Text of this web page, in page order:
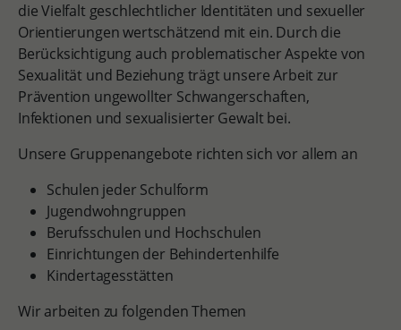
die Vielfalt geschlechtlicher Identitäten und sexueller
Orientierungen wertschätzend mit ein. Durch die
Berücksichtigung auch problematischer Aspekte von
Sexualität und Beziehung trägt unsere Arbeit zur
Prävention ungewollter Schwangerschaften,
Infektionen und sexualisierter Gewalt bei.
Unsere Gruppenangebote richten sich vor allem an
Schulen jeder Schulform
Jugendwohngruppen
Berufsschulen und Hochschulen
Einrichtungen der Behindertenhilfe
Kindertagesstätten
Wir arbeiten zu folgenden Themen